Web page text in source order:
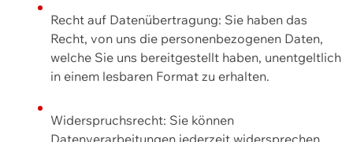
Recht auf Datenübertragung: Sie haben das
Recht, von uns die personenbezogenen Daten,
welche Sie uns bereitgestellt haben, unentgeltlich
in einem lesbaren Format zu erhalten.
Widerspruchsrecht: Sie können
Datenverarbeitungen jederzeit widersprechen,